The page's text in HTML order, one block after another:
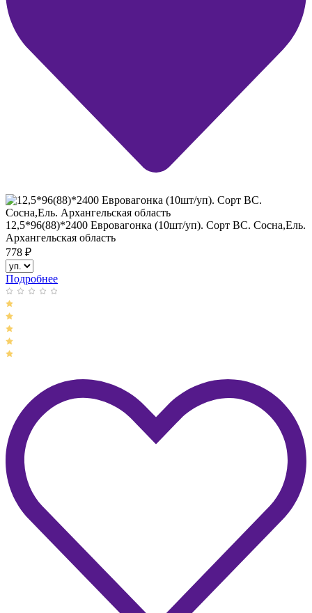
12,5*96(88)*2400 Евровагонка (10шт/уп). Сорт ВС. Сосна,Ель.
Архангельская область
778 ₽
Подробнее